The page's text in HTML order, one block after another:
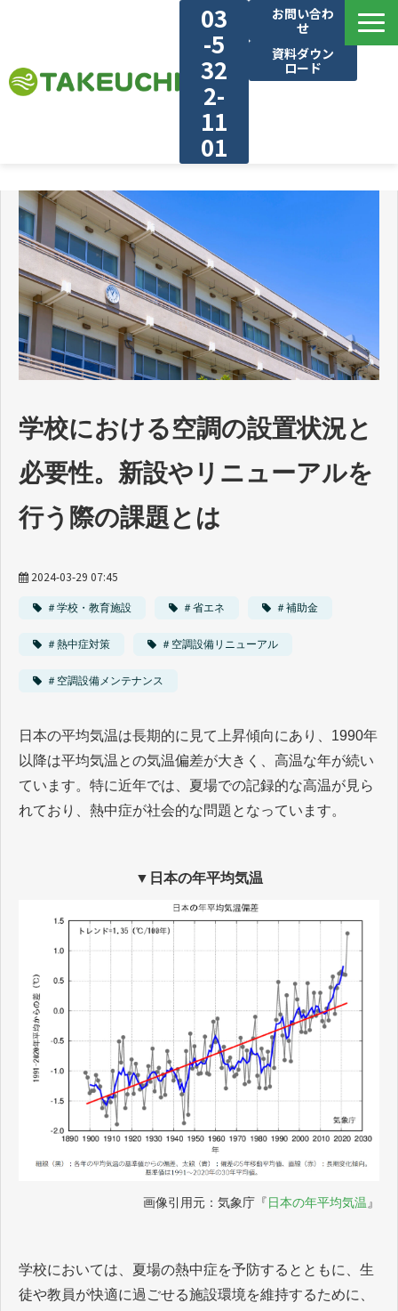
03
-5
32
2-
11
01
お問い合わ
せ
資料ダウン
ロード
気流シュミレーション
施工実績
ブログ
対応エリア
お知らせ・新着情報
学校における空調の設置状況と
必要性。新設やリニューアルを
行う際の課題とは
2024-03-29 07:45
＃学校・教育施設 ＃省エネ ＃補助金
＃熱中症対策 ＃空調設備リニューアル
＃空調設備メンテナンス
日本の平均気温は長期的に見て上昇傾向にあり、1990年
以降は平均気温との気温偏差が大きく、高温な年が続い
ています。特に近年では、夏場での記録的な高温が見ら
れており、熱中症が社会的な問題となっています。
▼日本の年平均気温
画像引用元：気象庁『日本の年平均気温』
学校においては、夏場の熱中症を予防するとともに、生
徒や教員が快適に過ごせる施設環境を維持するために、